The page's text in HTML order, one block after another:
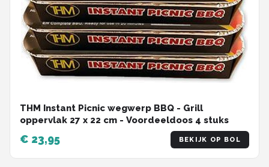
THM Instant Picnic wegwerp BBQ - Grill
oppervlak 27 x 22 cm - Voordeeldoos 4 stuks
€ 23,95 BEKIJK OP BOL